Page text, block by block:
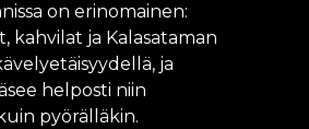
on erinomainen:
kahvilat ja Kalasataman
ja
helposti niin
pyörälläkin.